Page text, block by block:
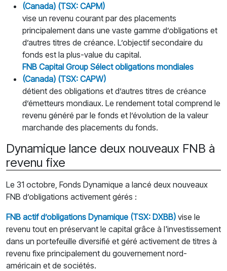
(Canada) (TSX: CAPM)
vise un revenu courant par des placements
principalement dans une vaste gamme d’obligations et
d’autres titres de créance. L’objectif secondaire du
fonds est la plus-value du capital.
FNB Capital Group Sélect obligations mondiales
(Canada) (TSX: CAPW)
détient des obligations et d’autres titres de créance
d’émetteurs mondiaux. Le rendement total comprend le
revenu généré par le fonds et l’évolution de la valeur
marchande des placements du fonds.
Dynamique lance deux nouveaux FNB à
revenu fixe
Le 31 octobre, Fonds Dynamique a lancé deux nouveaux
FNB d’obligations activement gérés :
FNB actif d’obligations Dynamique (TSX: DXBB) vise le
revenu tout en préservant le capital grâce à l'investissement
dans un portefeuille diversifié et géré activement de titres à
revenu fixe principalement du gouvernement nord-
américain et de sociétés.